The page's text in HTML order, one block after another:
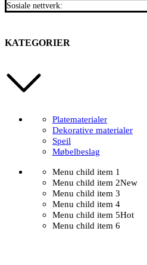
Sosiale nettverk:
KATEGORIER
Platematerialer
Dekorative materialer
Speil
Møbelbeslag
Menu child item 1
Menu child item 2New
Menu child item 3
Menu child item 4
Menu child item 5Hot
Menu child item 6